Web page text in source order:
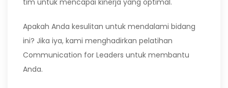
tim untuk mencapai kinerja yang optimal.
Apakah Anda kesulitan untuk mendalami bidang
ini? Jika iya, kami menghadirkan pelatihan
Communication for Leaders untuk membantu
Anda.